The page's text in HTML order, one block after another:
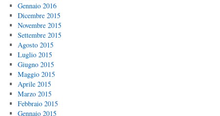
Gennaio 2016
Dicembre 2015
Novembre 2015
Settembre 2015
Agosto 2015
Luglio 2015
Giugno 2015
Maggio 2015
Aprile 2015
Marzo 2015
Febbraio 2015
Gennaio 2015